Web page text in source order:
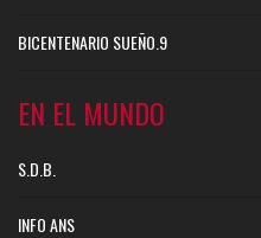
BICENTENARIO SUEÑO.9
EN EL MUNDO
S.D.B.
INFO ANS